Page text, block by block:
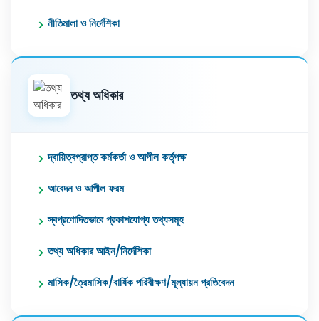
নীতিমালা ও নির্দেশিকা
তথ্য অধিকার
দ্বায়িত্বপ্রাপ্ত কর্মকর্তা ও আপীল কর্তৃপক্ষ
আবেদন ও আপীল ফরম
স্বপ্রণোদিতভাবে প্রকাশযোগ্য তথ্যসমূহ
তথ্য অধিকার আইন/নির্দেশিকা
মাসিক/ত্রৈমাসিক/বার্ষিক পরিবীক্ষণ/মূল্যায়ন প্রতিবেদন